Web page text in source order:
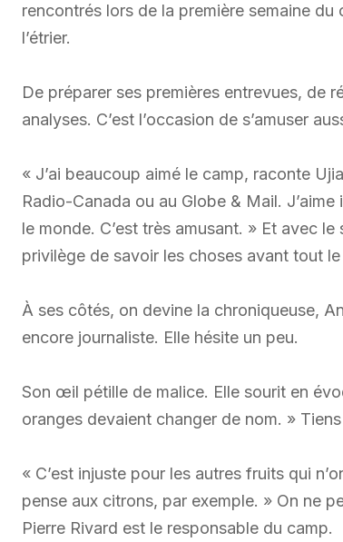
rencontrés lors de la première semaine du
l’étrier.
De préparer ses premières entrevues, de
analyses. C’est l’occasion de s’amuser
« J’ai beaucoup aimé le camp, raconte
Radio-Canada ou au Globe & Mail.
le monde. C’est très amusant. » Et avec
privilège de savoir les choses avant tout
À ses côtés, on devine la chroniqueuse,
encore journaliste. Elle hésite un peu.
Son œil pétille de malice. Elle sourit en
oranges devaient changer de nom. »
« C’est injuste pour les autres fruits qui
pense aux citrons, par exemple. » On ne
Pierre Rivard est le responsable du camp.